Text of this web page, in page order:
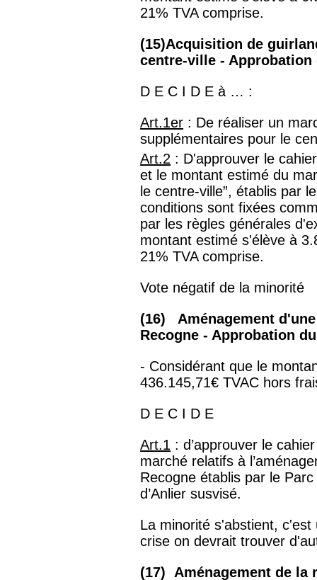
21% TVA comprise.
(15)Acquisition de
centre-ville -
D E C I D E à … :
Art.1er : De réaliser un
supplémentaires pour le
Art.2 : D'approuver le
et le montant estimé du
le centre-ville”, établis par
conditions sont fixées
par les règles générales
montant estimé s'élève à
21% TVA comprise.
Vote négatif de la minorité
(16) Aménagement
Recogne - Approbation
- Considérant que le
436.145,71€ TVAC hors
D E C I D E
Art.1 : d’approuver le
marché relatifs à
Recogne établis par le
d’Anlier susvisé.
La minorité s'abstient,
crise on devrait trouver
(17) Aménagement de la